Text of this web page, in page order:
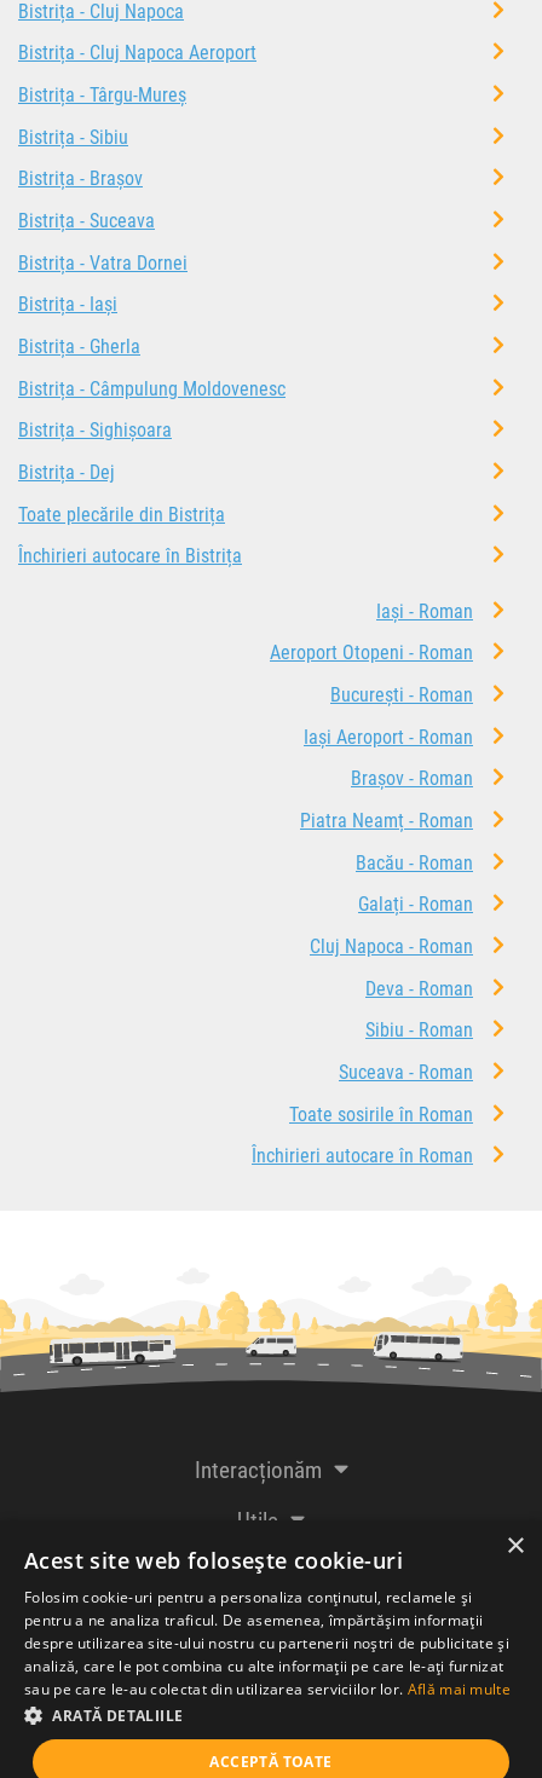
Bistrița - Cluj Napoca
Bistrița - Cluj Napoca Aeroport
Bistrița - Târgu-Mureș
Bistrița - Sibiu
Bistrița - Brașov
Bistrița - Suceava
Bistrița - Vatra Dornei
Bistrița - Iași
Bistrița - Gherla
Bistrița - Câmpulung Moldovenesc
Bistrița - Sighișoara
Bistrița - Dej
Toate plecările din Bistrița
Închirieri autocare în Bistrița
Iași - Roman
Aeroport Otopeni - Roman
București - Roman
Iași Aeroport - Roman
Brașov - Roman
Piatra Neamț - Roman
Bacău - Roman
Galați - Roman
Cluj Napoca - Roman
Deva - Roman
Sibiu - Roman
Suceava - Roman
Toate sosirile în Roman
Închirieri autocare în Roman
Interacționăm
Utile
De la creatorii
Acceptăm plăți cu
×
Acest site web folosește cookie-uri
Folosim cookie-uri pentru a personaliza conținutul, reclamele și
pentru a ne analiza traficul. De asemenea, împărtășim informații
despre utilizarea site-ului nostru cu partenerii noștri de publicitate și
analiză, care le pot combina cu alte informații pe care le-ați furnizat
sau pe care le-au colectat din utilizarea serviciilor lor. Află mai multe
ARATĂ DETALIILE
ACCEPTĂ TOATE